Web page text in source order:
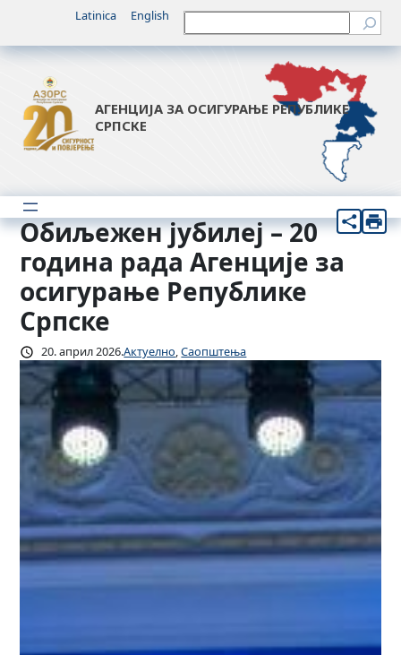
садржај
Latinica English Претрага
АГЕНЦИЈА ЗА ОСИГУРАЊЕ РЕПУБЛИКЕ
СРПСКЕ
Обиљежен јубилеј – 20
година рада Агенције за
осигурање Републике
Српске
20. април 2026.Актуелно, Саопштења